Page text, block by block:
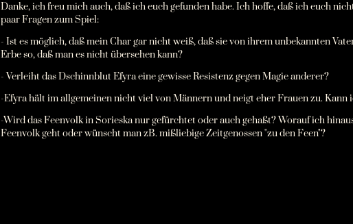
Danke, ich freu mich auch, daß ich euch gefunden habe. Ich hoffe, daß ich euch
paar Fragen zum Spiel:
- Ist es möglich, daß mein Char gar nicht weiß, daß sie von ihrem unbekannten
Erbe so, daß man es nicht übersehen kann?
- Verleiht das Dschinnblut Efyra eine gewisse Resistenz gegen Magie anderer?
-Efyra hält im allgemeinen nicht viel von Männern und neigt eher Frauen zu.
-Wird das Feenvolk in Sorieska nur gefürchtet oder auch gehaßt? Worauf ich
Feenvolk geht oder wünscht man zB. mißliebige Zeitgenossen "zu den Feen"?